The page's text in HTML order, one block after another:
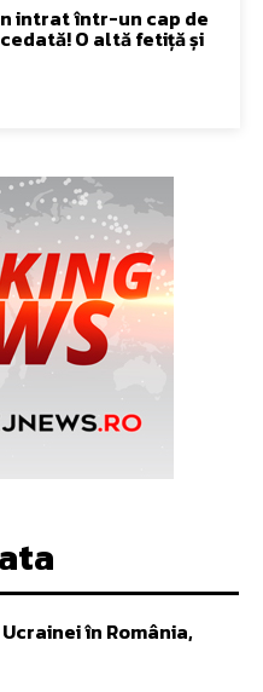
intrat într-un cap de
O altă fetiță și
în România,